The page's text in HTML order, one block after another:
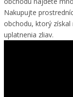
Nakupujte
obchodu, ktorý
uplatnenia zliav.